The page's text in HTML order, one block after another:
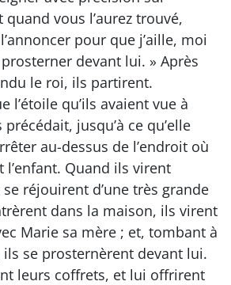
quand vous l’aurez trouvé,
pour que j’aille, moi
devant lui. » Après
le roi, ils partirent.
l’étoile qu’ils avaient vue à
précédait, jusqu’à ce qu’elle
au-dessus de l’endroit où
l’enfant. Quand ils virent
se réjouirent d’une très grande
dans la maison, ils virent
Marie sa mère ; et, tombant à
ils se prosternèrent devant lui.
leurs coffrets, et lui offrirent